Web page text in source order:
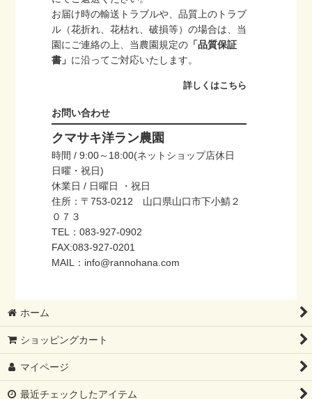
お届け時の輸送トラブルや、品質上のトラブ
ル（花折れ、花枯れ、破損等）の場合は、当
園にご連絡の上、当農園規定の 「品質保証
書」 に沿ってご対応いたします。
詳しくはこちら
お問い合わせ
クマサキ洋ラン農園
時間 / 9:00～18:00(ネットショップ店休日
日曜・祝日)
休業日 / 日曜日 ・祝日
住所：〒753-0212 山口県山口市下小鯖２
０７３
TEL：083-927-0902
FAX:083-927-0201
MAIL：info@rannohana.com
ホーム
ショッピングカート
マイページ
最近チェックしたアイテム